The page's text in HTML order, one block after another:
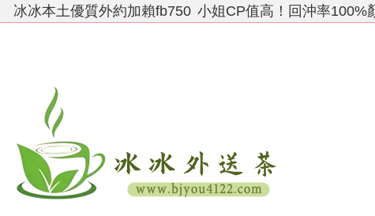
冰冰本土優質外約加賴fb750 小姐CP值高！回沖率100%